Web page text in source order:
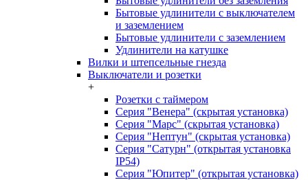
Бытовые удлинители с выключателем
и заземлением
Бытовые удлинители с заземлением
Удлинители на катушке
Вилки и штепсельные гнезда
Выключатели и розетки
+
Розетки с таймером
Серия "Венера" (скрытая установка)
Серия "Марс" (скрытая установка)
Серия "Нептун" (скрытая установка)
Серия "Сатурн" (открытая установка
IP54)
Серия "Юпитер" (открытая установка)